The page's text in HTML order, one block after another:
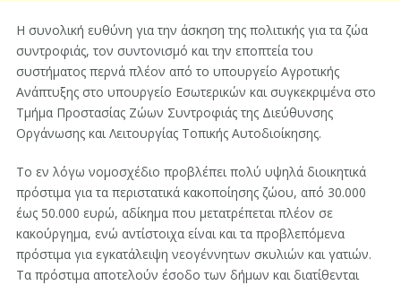
Η συνολική ευθύνη για την άσκηση της πολιτικής για τα ζώα
συντροφιάς, τον συντονισμό και την εποπτεία του
συστήματος περνά πλέον από το υπουργείο Αγροτικής
Ανάπτυξης στο υπουργείο Εσωτερικών και συγκεκριμένα στο
Τμήμα Προστασίας Ζώων Συντροφιάς της Διεύθυνσης
Οργάνωσης και Λειτουργίας Τοπικής Αυτοδιοίκησης.
Το εν λόγω νομοσχέδιο προβλέπει πολύ υψηλά διοικητικά
πρόστιμα για τα περιστατικά κακοποίησης ζώου, από 30.000
έως 50.000 ευρώ, αδίκημα που μετατρέπεται πλέον σε
κακούργημα, ενώ αντίστοιχα είναι και τα προβλεπόμενα
πρόστιμα για εγκατάλειψη νεογέννητων σκυλιών και γατιών.
Τα πρόστιμα αποτελούν έσοδο των δήμων και διατίθενται